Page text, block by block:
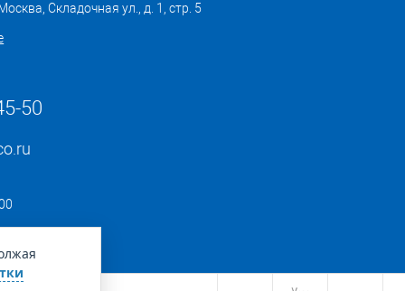
Складочная ул., д. 1, стр. 5
50